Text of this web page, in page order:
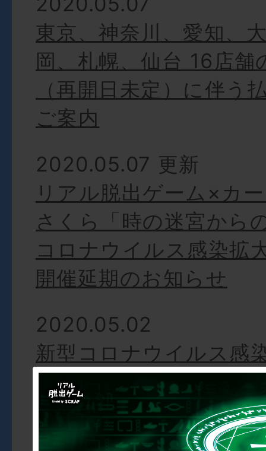
東京、神奈川、愛知、
岡、札幌、仙台 16店舗
（再開日未定）に伴う
ご案内
2020.05.07 更新
リアル脱出ゲーム×カ
さくら「時の迷宮から
コロナウイルス感染拡
開催延期のお知らせ
2020.05.02
新型コロナウイルス感
伴うSCRAP運営店舗
ベントの開催について
・東京、神奈川、愛知